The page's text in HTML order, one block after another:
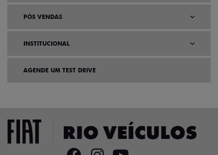
PÓS VENDAS
INSTITUCIONAL
AGENDE UM TEST DRIVE